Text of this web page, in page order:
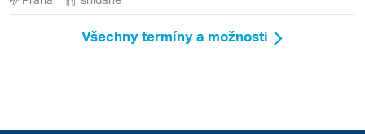
Všechny termíny a možnosti